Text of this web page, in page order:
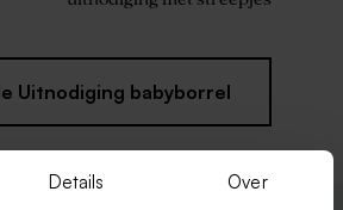
Details Over
Uitnodiging babyborrel